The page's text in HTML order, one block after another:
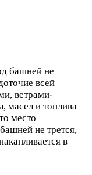
башней не
всей
ветрами-
масел и топлива
место
не трется,
в